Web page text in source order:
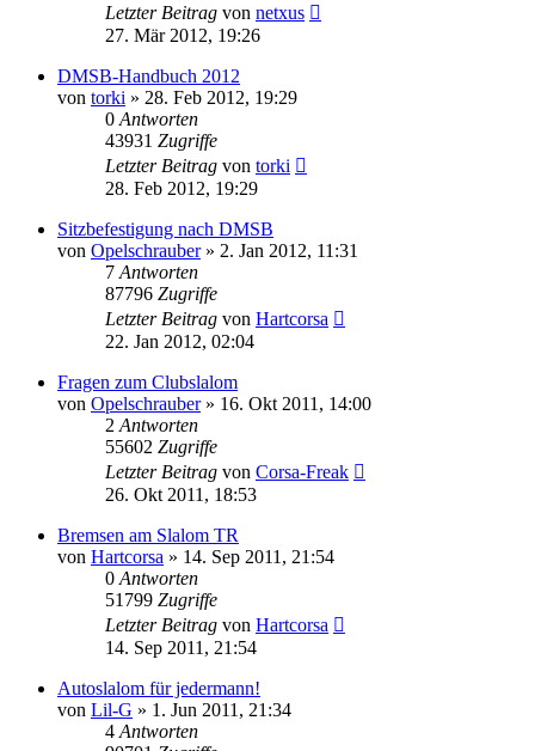
Letzter Beitrag von netxus
27. Mär 2012, 19:26
DMSB-Handbuch 2012
von torki » 28. Feb 2012, 19:29
0 Antworten
43931 Zugriffe
Letzter Beitrag von torki
28. Feb 2012, 19:29
Sitzbefestigung nach DMSB
von Opelschrauber» 2. Jan 2012, 11:31
7 Antworten
87796 Zugriffe
Letzter Beitrag von Hartcorsa
22. Jan 2012, 02:04
Fragen zum Clubslalom
von Opelschrauber» 16. Okt 2011, 14:00
2 Antworten
55602 Zugriffe
Letzter Beitrag von Corsa-Freak
26. Okt 2011, 18:53
Bremsen am Slalom TR
von Hartcorsa » 14. Sep 2011, 21:54
0 Antworten
51799 Zugriffe
Letzter Beitrag von Hartcorsa
14. Sep 2011, 21:54
Autoslalom für jedermann!
von Lil-G » 1. Jun 2011, 21:34
4 Antworten